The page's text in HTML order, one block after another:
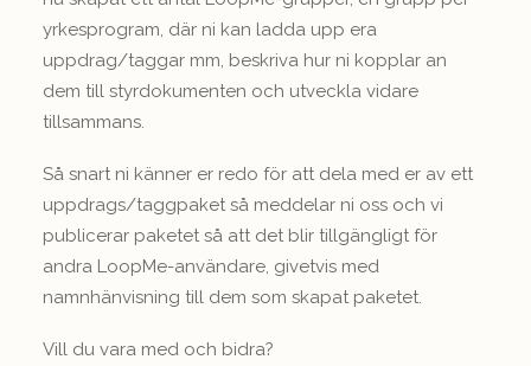
yrkesprogram, där ni kan ladda upp era
uppdrag/taggar mm, beskriva hur ni kopplar an
dem till styrdokumenten och utveckla vidare
tillsammans.
Så snart ni känner er redo för att dela med er av ett
uppdrags/taggpaket så meddelar ni oss och vi
publicerar paketet så att det blir tillgängligt för
andra LoopMe-användare, givetvis med
namnhänvisning till dem som skapat paketet.
Vill du vara med och bidra?